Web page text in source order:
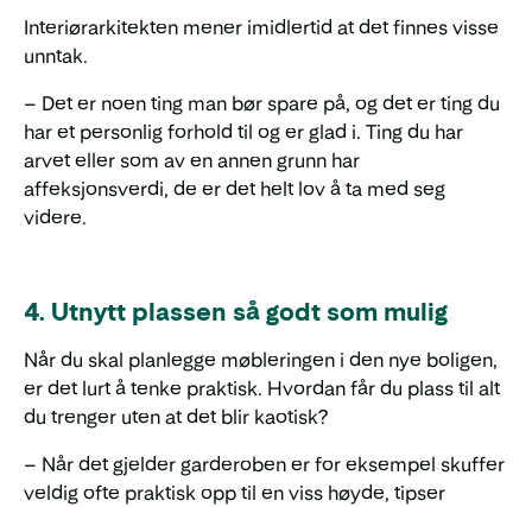
Interiørarkitekten mener imidlertid at det finnes visse
unntak.
– Det er noen ting man bør spare på, og det er ting du
har et personlig forhold til og er glad i. Ting du har
arvet eller som av en annen grunn har
affeksjonsverdi, de er det helt lov å ta med seg
videre.
4. Utnytt plassen så godt som mulig
Når du skal planlegge møbleringen i den nye boligen,
er det lurt å tenke praktisk. Hvordan får du plass til alt
du trenger uten at det blir kaotisk?
– Når det gjelder garderoben er for eksempel skuffer
veldig ofte praktisk opp til en viss høyde, tipser